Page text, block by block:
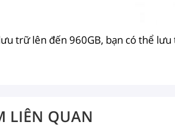
trữ lên đến 960GB, bạn có thể
LIÊN QUAN